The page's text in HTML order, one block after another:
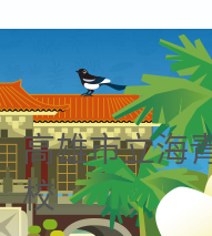
高雄市立海
校